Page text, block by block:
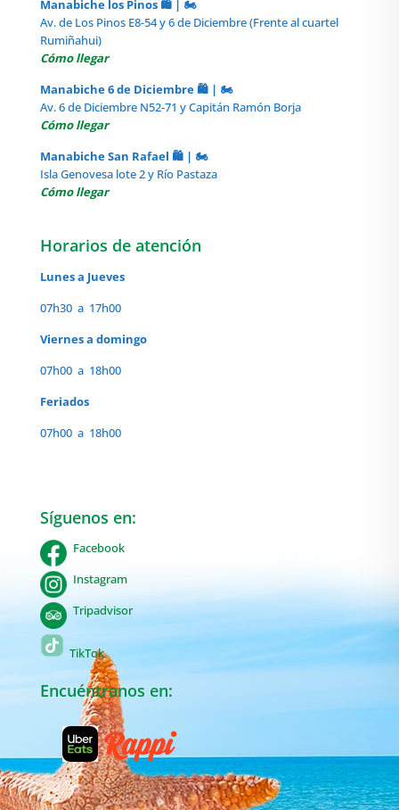
Manabiche los Pinos 🛍️ | 🏍️
Av. de Los Pinos E8-54 y 6 de Diciembre (Frente al cuartel
Rumiñahui)
Cómo llegar
Manabiche 6 de Diciembre 🛍️ | 🏍️
Av. 6 de Diciembre N52-71 y Capitán Ramón Borja
Cómo llegar
Manabiche San Rafael 🛍️ | 🏍️
Isla Genovesa lote 2 y Río Pastaza
Cómo llegar
Horarios de atención
Lunes a Jueves
07h30 a 17h00
Viernes a domingo
07h00 a 18h00
Feriados
07h00 a 18h00
Síguenos en:
Facebook
Instagram
Tripadvisor
TikTok
Encuéntranos en: